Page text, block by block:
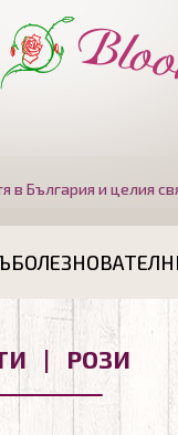
в България и целия
| РОЗИ